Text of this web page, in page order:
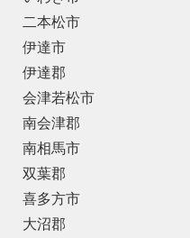
二本松市
伊達市
伊達郡
会津若松市
南会津郡
南相馬市
双葉郡
喜多方市
大沼郡